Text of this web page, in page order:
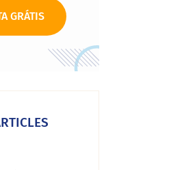
GRÁTIS